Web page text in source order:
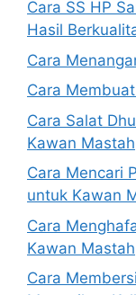
Cara SS HP
Hasil
Cara
Cara
Cara Salat
Kawan Mastah
Cara Mencari
untuk Kawan
Cara
Kawan Mastah
Cara